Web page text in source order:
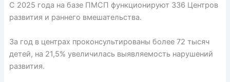
С 2025 года на базе ПМСП функционируют 336 Центров
развития и раннего вмешательства.
За год в центрах проконсультированы более 72 тысяч
детей, на 21,5% увеличилась выявляемость нарушений
развития.